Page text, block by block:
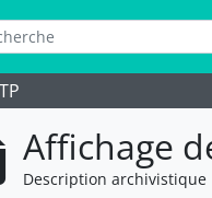
de recherche
Affichage
Description archivistique